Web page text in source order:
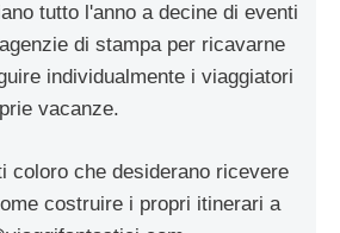
tutto l'anno a decine di eventi
di stampa per ricavarne
individualmente i viaggiatori
vacanze.
coloro che desiderano ricevere
costruire i propri itinerari a